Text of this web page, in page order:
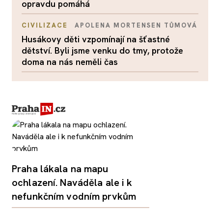
opravdu pomáhá
CIVILIZACE APOLENA MORTENSEN TŮMOVÁ
Husákovy děti vzpomínají na šťastné
dětství. Byli jsme venku do tmy, protože
doma na nás neměli čas
Praha lákala na mapu
ochlazení. Naváděla ale i k
nefunkčním vodním prvkům